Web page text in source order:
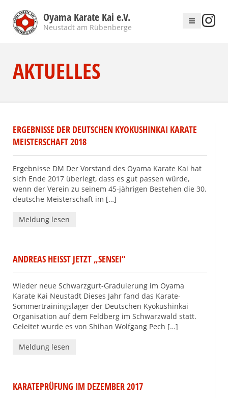
Oyama Karate Kai e.V.
Neustadt am Rübenberge
AKTUELLES
ERGEBNISSE DER DEUTSCHEN KYOKUSHINKAI KARATE
MEISTERSCHAFT 2018
Ergebnisse DM Der Vorstand des Oyama Karate Kai hat
sich Ende 2017 überlegt, dass es gut passen würde,
wenn der Verein zu seinem 45-jährigen Bestehen die 30.
deutsche Meisterschaft im […]
Meldung lesen
ANDREAS HEISST JETZT „SENSEI“
Wieder neue Schwarzgurt-Graduierung im Oyama
Karate Kai Neustadt Dieses Jahr fand das Karate-
Sommertrainingslager der Deutschen Kyokushinkai
Organisation auf dem Feldberg im Schwarzwald statt.
Geleitet wurde es von Shihan Wolfgang Pech […]
Meldung lesen
KARATEPRÜFUNG IM DEZEMBER 2017